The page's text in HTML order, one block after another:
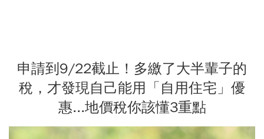
申請到9/22截止！多繳了大半輩子的
稅，才發現自己能用「自用住宅」優
惠...地價稅你該懂3重點